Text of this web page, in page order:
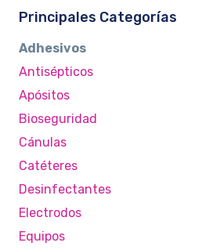
Principales Categorías
Adhesivos
Antisépticos
Apósitos
Bioseguridad
Cánulas
Catéteres
Desinfectantes
Electrodos
Equipos